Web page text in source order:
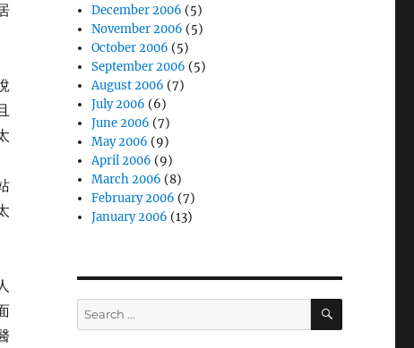
December 2006 (5)
November 2006 (5)
October 2006 (5)
September 2006 (5)
August 2006 (7)
July 2006 (6)
June 2006 (7)
May 2006 (9)
April 2006 (9)
March 2006 (8)
February 2006 (7)
January 2006 (13)
Search
for:
SEARCH